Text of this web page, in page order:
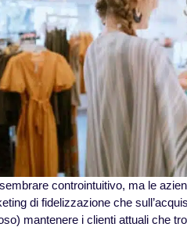
controintuitivo, ma le
di fidelizzazione che
mantenere i clienti attuali che